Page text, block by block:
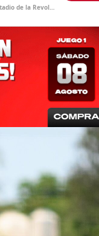
Estadio de la Revolucion